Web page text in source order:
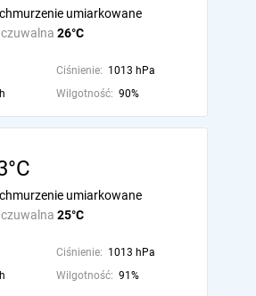
26°C
umiarkowane
Ciśnienie: 1013 hPa
Wilgotność: 90%
25°C
umiarkowane
Ciśnienie: 1013 hPa
Wilgotność: 91%